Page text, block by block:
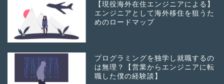
【現役海外在住エンジニアによる】
エンジニアとして海外移住を狙うた
めのロードマップ
プログラミングを独学し就職するの
は無理？【営業からエンジニアに転
職した僕の経験談】